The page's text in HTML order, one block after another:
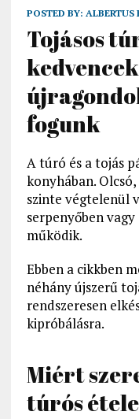
POSTED BY: ALBERTUS
Tojásos
fogunk
A túró és a tojás
konyhában.
szinte végtelenül
serpenyőben
működik.
Ebben a cikkben
néhány újszerű
rendszeresen
kipróbálásra.
Miért
túrós